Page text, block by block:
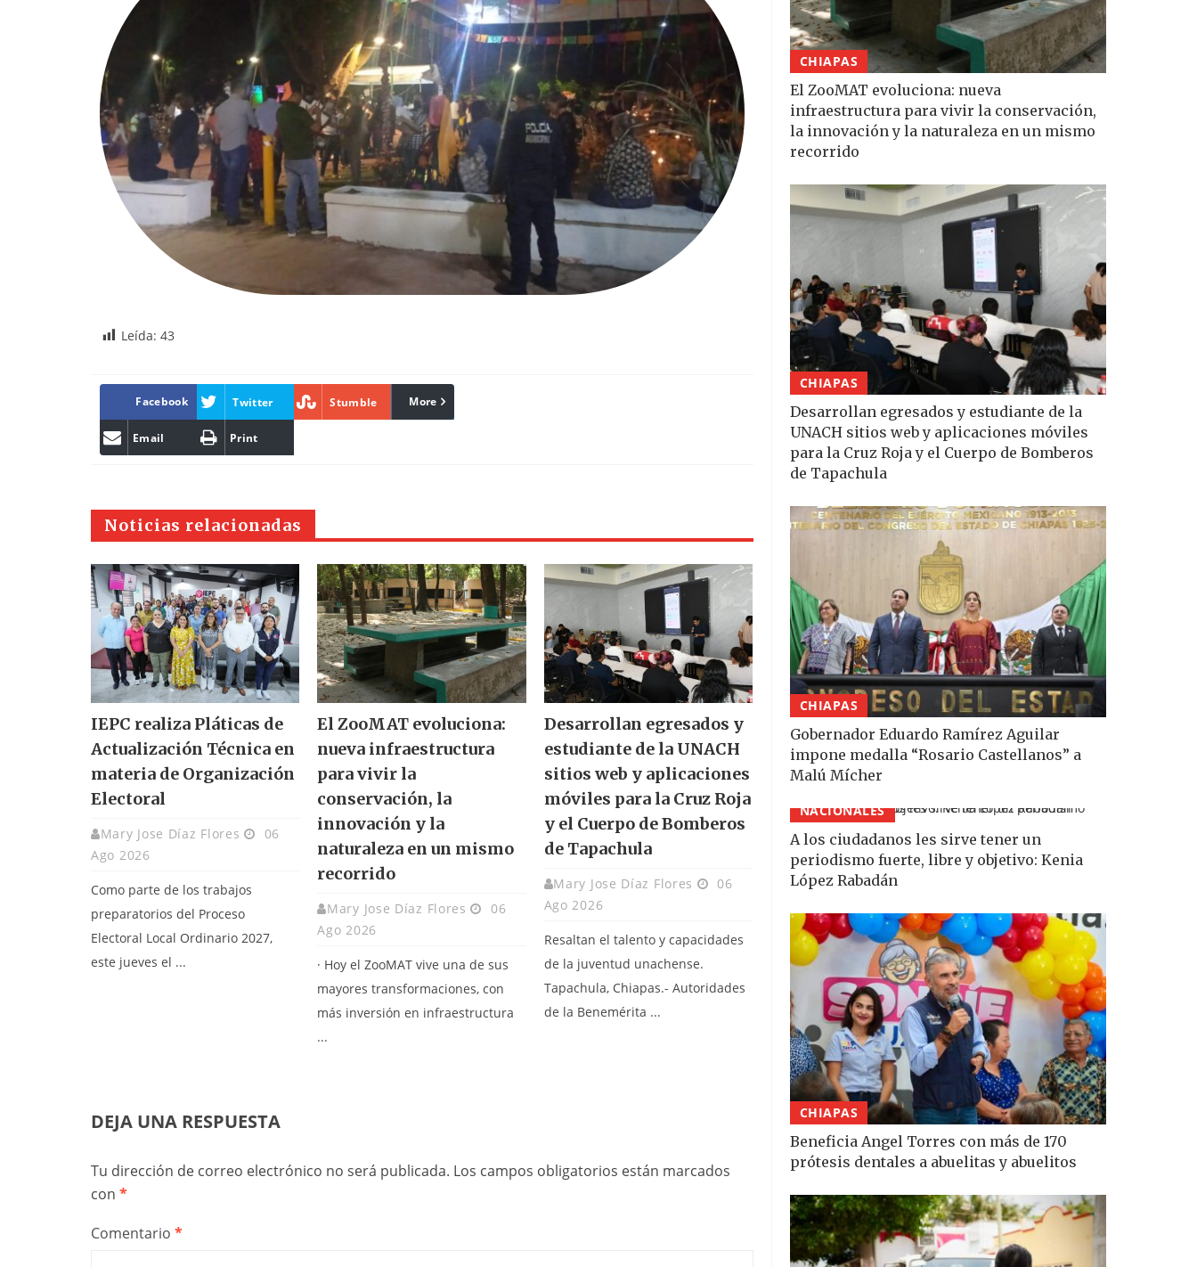
Leída: 43
Facebook Twitter Stumble linkedin
Email Print
More
Noticias relacionadas
IEPC realiza Pláticas de
Actualización Técnica en
materia de Organización
Electoral
Mary Jose Díaz Flores
06
Ago 2026
Como parte de los trabajos
preparatorios del Proceso
Electoral Local Ordinario 2027,
este jueves el ...
El ZooMAT evoluciona:
nueva infraestructura
para vivir la
conservación, la
innovación y la
naturaleza en un mismo
recorrido
Mary Jose Díaz Flores
06
Ago 2026
· Hoy el ZooMAT vive una de sus
mayores transformaciones, con
más inversión en infraestructura
...
Desarrollan egresados y
estudiante de la UNACH
sitios web y aplicaciones
móviles para la Cruz Roja
y el Cuerpo de Bomberos
de Tapachula
Mary Jose Díaz Flores
06
Ago 2026
Resaltan el talento y capacidades
de la juventud unachense.
Tapachula, Chiapas.- Autoridades
de la Benemérita ...
DEJA UNA RESPUESTA
Tu dirección de correo electrónico no será publicada. Los campos obligatorios están marcados
con *
Comentario *
CHIAPAS
El ZooMAT evoluciona: nueva
infraestructura para vivir la conservación,
la innovación y la naturaleza en un mismo
recorrido
CHIAPAS
Desarrollan egresados y estudiante de la
UNACH sitios web y aplicaciones móviles
para la Cruz Roja y el Cuerpo de Bomberos
de Tapachula
CHIAPAS
Gobernador Eduardo Ramírez Aguilar
impone medalla “Rosario Castellanos” a
Malú Mícher
NACIONALES
A los ciudadanos les sirve tener un
periodismo fuerte, libre y objetivo: Kenia
López Rabadán
CHIAPAS
Beneficia Angel Torres con más de 170
prótesis dentales a abuelitas y abuelitos